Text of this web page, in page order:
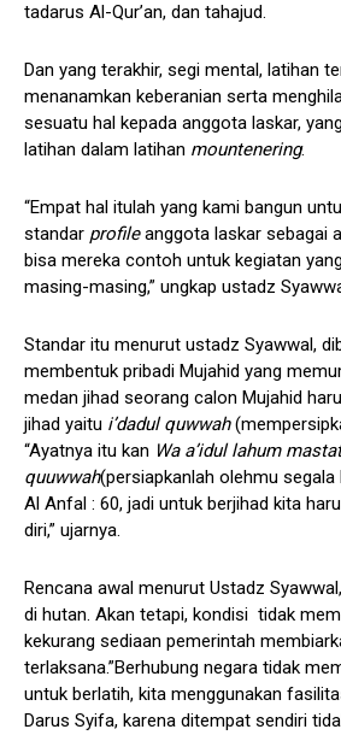
tadarus Al-Qur’an, dan tahajud.
Dan yang terakhir, segi mental, latihan
menanamkan keberanian serta
sesuatu hal kepada anggota laskar,
latihan dalam latihan mountenering.
“Empat hal itulah yang kami bangun
standar profileanggota laskar sebagai
bisa mereka contoh untuk kegiatan
masing-masing,” ungkap ustadz
Standar itu menurut ustadz Syawwal,
membentuk pribadi Mujahid yang
medan jihad seorang calon Mujahid
jihad yaitu i’dadul quwwah
“Ayatnya itu kan Wa a’idul lahum
quuwwah(persiapkanlah olehmu segala
Al Anfal : 60, jadi untuk berjihad kita
diri,” ujarnya.
Rencana awal menurut Ustadz
di hutan. Akan tetapi, kondisi tidak
kekurang sediaan pemerintah
terlaksana.”Berhubung negara tidak
untuk berlatih, kita menggunakan
Darus Syifa, karena ditempat sendiri